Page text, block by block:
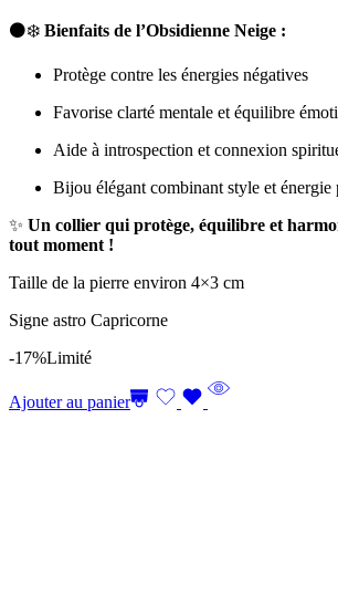
⚫❄️ Bienfaits de l’Obsidienne Neige :
Protège contre les énergies négatives
Favorise clarté mentale et équilibre
Aide à introspection et connexion
Bijou élégant combinant style et énergie
✨ Un collier qui protège, équilibre et
tout moment !
Taille de la pierre environ 4×3 cm
Signe astro Capricorne
-17%Limité
Ajouter au panier